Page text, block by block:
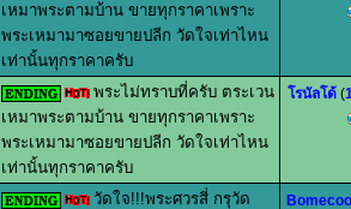
เหมาพระตามบ้าน ขายทุกราคาเพราะ
พระเหมามาซอยขายปลีก วัดใจเท่าไหน
เท่านั้นทุกราคาครับ
พระไม่ทราบที่ครับ ตระเวน
เหมาพระตามบ้าน ขายทุกราคาเพราะ
พระเหมามาซอยขายปลีก วัดใจเท่าไหน
เท่านั้นทุกราคาครับ
โรนัลโด้ (
วัดใจ!!!พระศวรสี่ กรุวัด